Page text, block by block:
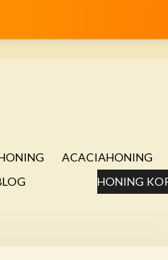
ACACIAHONING
HONING